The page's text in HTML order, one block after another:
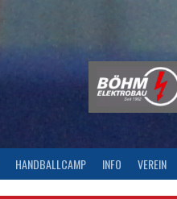
HANDBALLCAMP INFO VEREIN